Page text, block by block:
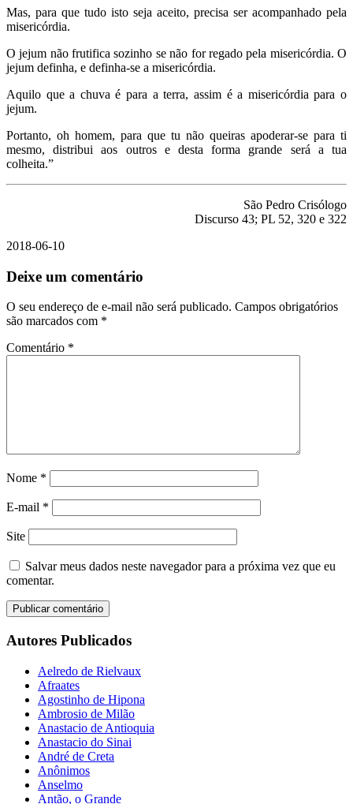
Mas, para que tudo isto seja aceito, precisa ser acompanhado pela
misericórdia.
O jejum não frutifica sozinho se não for regado pela misericórdia. O
jejum definha, e definha-se a misericórdia.
Aquilo que a chuva é para a terra, assim é a misericórdia para o
jejum.
Portanto, oh homem, para que tu não queiras apoderar-se para ti
mesmo, distribui aos outros e desta forma grande será a tua
colheita.”
São Pedro Crisólogo
Discurso 43; PL 52, 320 e 322
2018-06-10
Deixe um comentário
O seu endereço de e-mail não será publicado. Campos obrigatórios
são marcados com *
Comentário *
Nome *
E-mail *
Site
Salvar meus dados neste navegador para a próxima vez que eu
comentar.
Autores Publicados
Aelredo de Rielvaux
Afraates
Agostinho de Hipona
Ambrosio de Milão
Anastacio de Antioquia
Anastacio do Sinai
André de Creta
Anônimos
Anselmo
Antão, o Grande